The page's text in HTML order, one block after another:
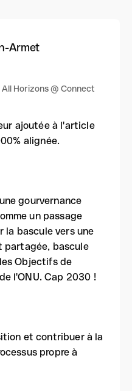
Armet
Horizons @ Connect
ajoutée à l'article
alignée.
gourvernance
un passage
bascule vers une
partagée, bascule
Objectifs de
l'ONU. Cap 2030 !
et contribuer à la
propre à